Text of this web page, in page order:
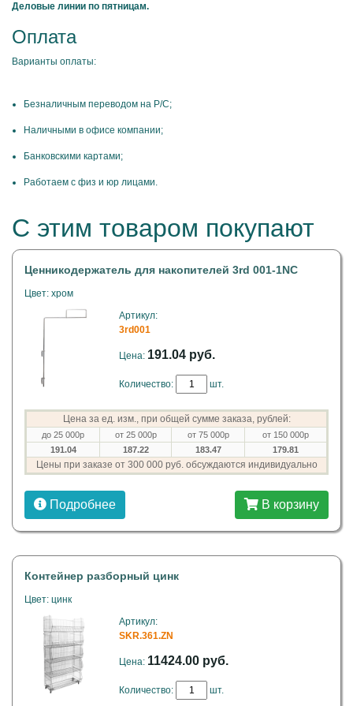
Деловые линии по пятницам.
Оплата
Варианты оплаты:
Безналичным переводом на Р/С;
Наличными в офисе компании;
Банковскими картами;
Работаем с физ и юр лицами.
С этим товаром покупают
Ценникодержатель для накопителей 3rd 001-1NC
Цвет: хром
Артикул:
3rd001
Цена: 191.04 руб.
Количество: шт.
Цена за ед. изм., при общей сумме заказа, рублей:
до 25 000р от 25 000р от 75 000р
от 150 000р
191.04
187.22 183.47 179.81
Цены при заказе от 300 000 руб. обсуждаются индивидуально
Подробнее В корзину
Контейнер разборный цинк
Цвет: цинк
Артикул:
SKR.361.ZN
Цена: 11424.00 руб.
Количество: шт.